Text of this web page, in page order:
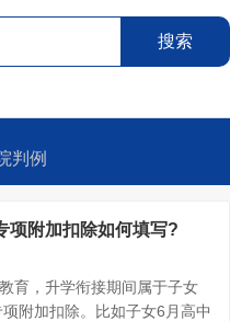
搜索
判例
项附加扣除如何填写?
育，升学衔接期间属于子女
附加扣除。比如子女6月高中